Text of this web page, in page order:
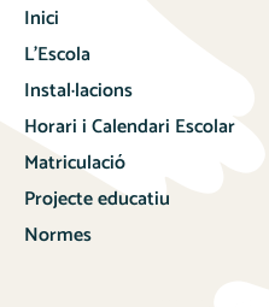
Inici
L’Escola
Instal·lacions
Horari i Calendari Escolar
Matriculació
Projecte educatiu
Normes